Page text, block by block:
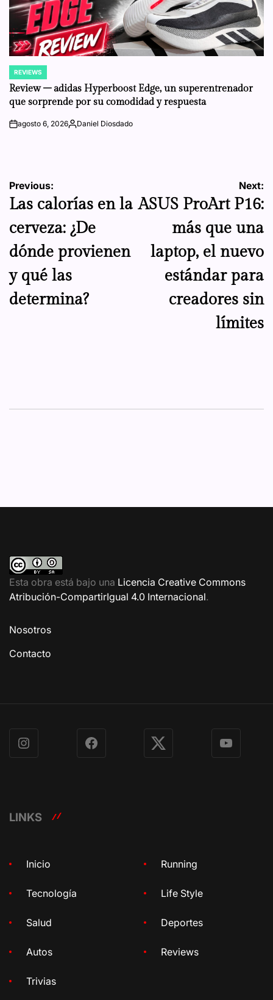
POSTED
IN
REVIEWS
Review – adidas Hyperboost Edge, un superentrenador
que sorprende por su comodidad y respuesta
onagosto 6, 2026Posted
Daniel Diosdado
Navegación
de
entradas
Previous:
Las calorías en la
cerveza: ¿De
dónde provienen
y qué las
determina?
Next:
ASUS ProArt P16:
más que una
laptop, el nuevo
estándar para
creadores sin
límites
Esta obra está bajo una Licencia Creative Commons
Atribución-CompartirIgual 4.0 Internacional.
Nosotros
Contacto
Instagram Facebook X YouTube
LINKS
Inicio Running
Tecnología Life Style
Salud Deportes
Autos Reviews
Trivias